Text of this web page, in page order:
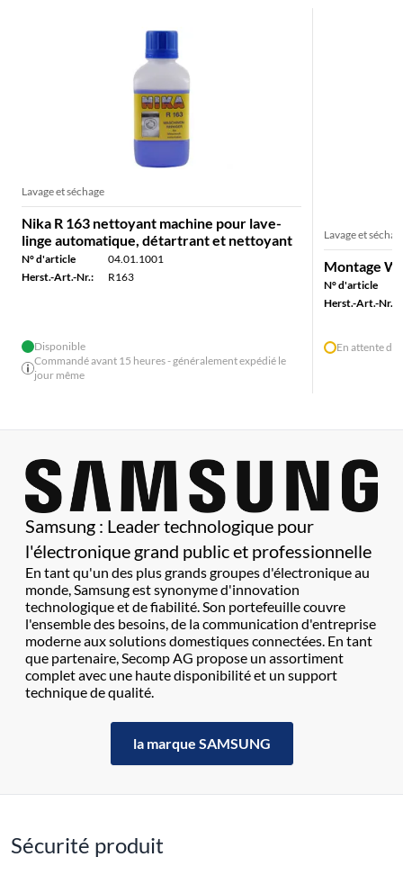
Lavage et séchage
Nika R 163 nettoyant machine pour lave-
linge automatique, détartrant et nettoyant
N° d'article
04.01.1001
Herst.-Art.-Nr.:
R163
Disponible
Commandé avant 15 heures - généralement expédié le
jour même
Lavage et
Montage
N° d'article
Herst.-Art.-Nr.:
En attente
Samsung : Leader technologique pour
l'électronique grand public et professionnelle
En tant qu'un des plus grands groupes d'électronique au
monde, Samsung est synonyme d'innovation
technologique et de fiabilité. Son portefeuille couvre
l'ensemble des besoins, de la communication d'entreprise
moderne aux solutions domestiques connectées. En tant
que partenaire, Secomp AG propose un assortiment
complet avec une haute disponibilité et un support
technique de qualité.
la marque SAMSUNG
Sécurité produit